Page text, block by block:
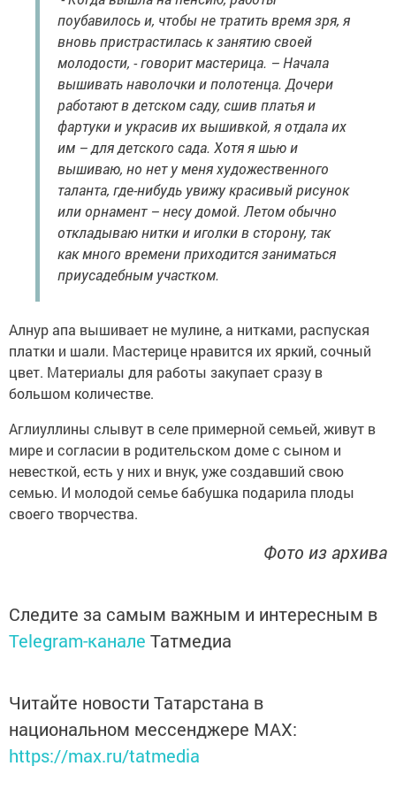
поубавилось и, чтобы не тратить время зря, я
вновь пристрастилась к занятию своей
молодости, - говорит мастерица. – Начала
вышивать наволочки и полотенца. Дочери
работают в детском саду, сшив платья и
фартуки и украсив их вышивкой, я отдала их
им – для детского сада. Хотя я шью и
вышиваю, но нет у меня художественного
таланта, где-нибудь увижу красивый рисунок
или орнамент – несу домой. Летом обычно
откладываю нитки и иголки в сторону, так
как много времени приходится заниматься
приусадебным участком.
Алнур апа вышивает не мулине, а нитками, распуская
платки и шали. Мастерице нравится их яркий, сочный
цвет. Материалы для работы закупает сразу в
большом количестве.
Аглиуллины слывут в селе примерной семьей, живут в
мире и согласии в родительском доме с сыном и
невесткой, есть у них и внук, уже создавший свою
семью. И молодой семье бабушка подарила плоды
своего творчества.
Фото из архива
Следите за самым важным и интересным в
Telegram-канале Татмедиа
Читайте новости Татарстана в
национальном мессенджере MАХ:
https://max.ru/tatmedia